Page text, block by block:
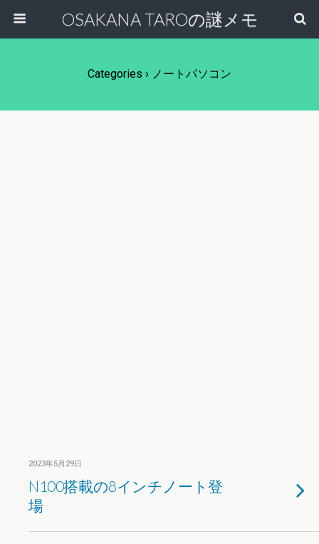
OSAKANA TAROの謎メモ
Categories › ノートパソコン
2023年5月29日
N100搭載の8インチノート登
場